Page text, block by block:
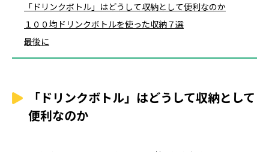
「ドリンクボトル」はどうして収納として便利なのか
１００均ドリンクボトルを使った収納７選
最後に
「ドリンクボトル」はどうして収納として
便利なのか